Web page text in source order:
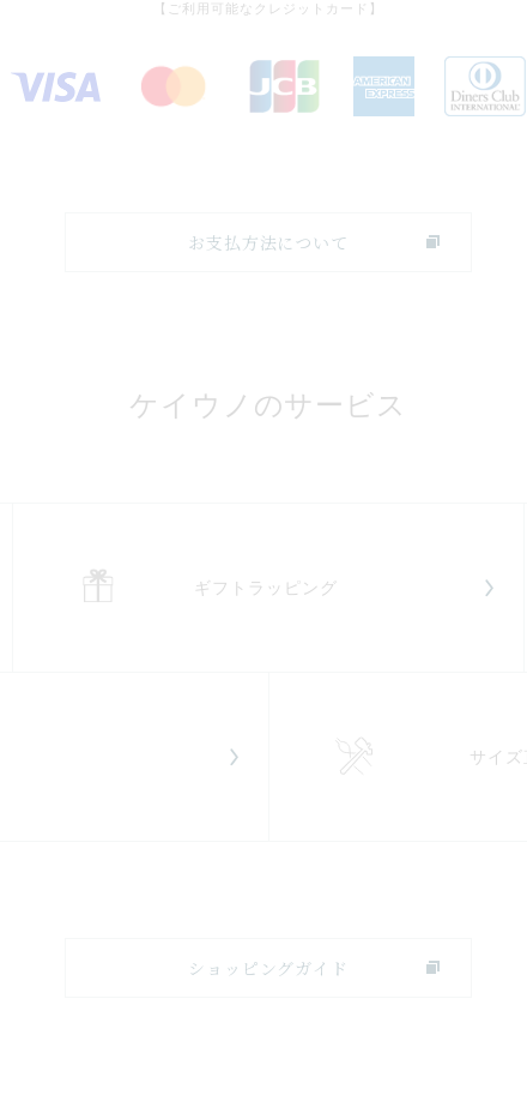
【ご利用可能なクレジットカード】
お支払方法について
ケイウノのサービス
ギフトラッピング
サイズ
ショッピングガイド